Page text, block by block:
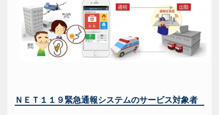
ＮＥＴ１１９緊急通報システムのサービス対象者